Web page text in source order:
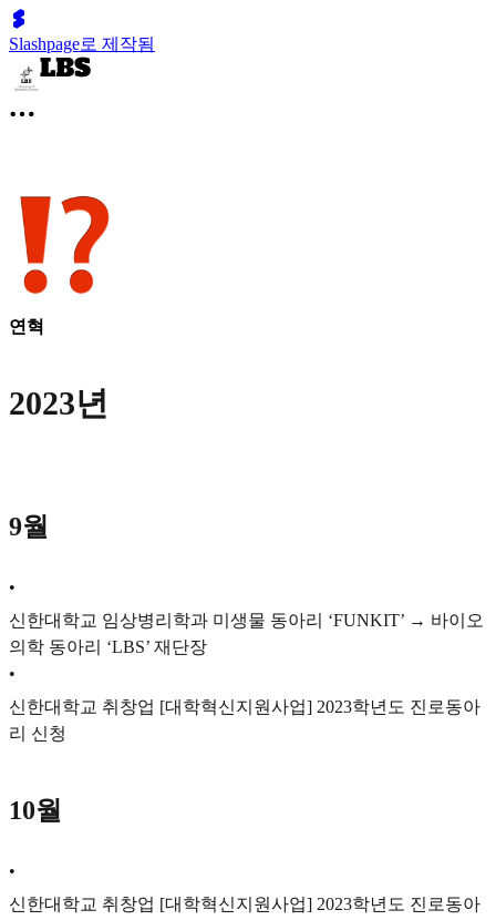
Slashpage로 제작됨
연혁
2023년
9월
•
신한대학교 임상병리학과 미생물 동아리 ‘FUNKIT’ → 바이오
의학 동아리 ‘LBS’ 재단장
•
신한대학교 취창업 [대학혁신지원사업] 2023학년도 진로동아
리 신청
10월
•
신한대학교 취창업 [대학혁신지원사업] 2023학년도 진로동아